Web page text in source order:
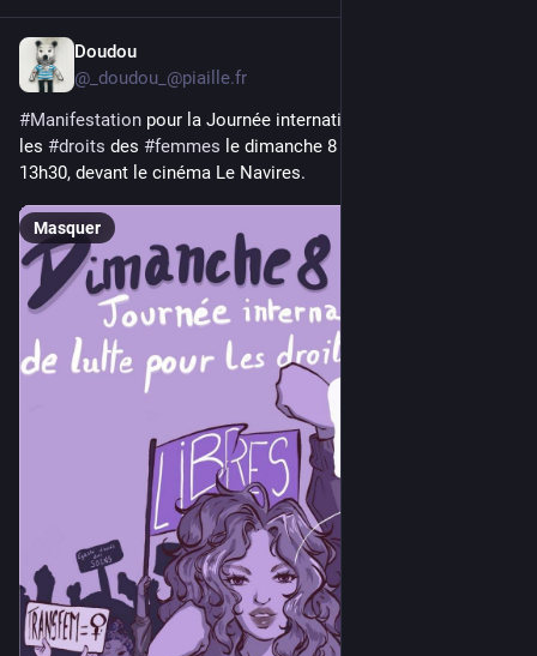
Doudou
@ _doudou_@piaille.fr
#Manifestation pour la Journée internationale de lutte pour
les #droits des #femmes le dimanche 8 mars à
13h30, devant le cinéma Le Navires.
Masquer